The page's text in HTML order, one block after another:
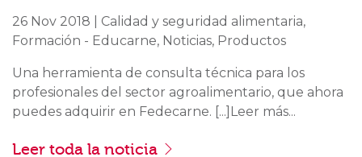
26 Nov 2018 | Calidad y seguridad alimentaria,
Formación - Educarne, Noticias, Productos
Una herramienta de consulta técnica para los
profesionales del sector agroalimentario, que ahora
puedes adquirir en Fedecarne. [...]Leer más...
Leer toda la noticia